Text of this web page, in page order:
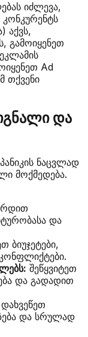
იძლევა,
აქვს,
გამოიყენეთ
Ad
თქვენი
და
ნაცვლად
მოქმედება.
და
ბიუჯეტები,
კონფლიქტები.
შეწყვიტეთ
და გადადით
დახვეწეთ
და სრულად